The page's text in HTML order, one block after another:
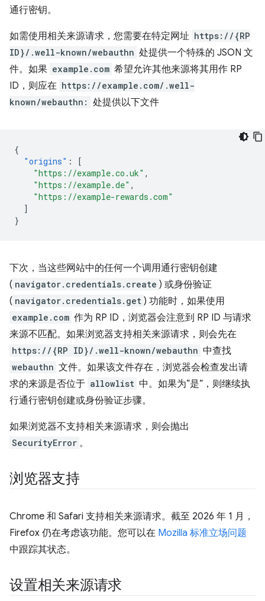
通行密钥。
如需使用相关来源请求，您需要在特定网址 https://{RP
ID}/.well-known/webauthn 处提供一个特殊的 JSON 文
件。如果 example.com 希望允许其他来源将其用作 RP
ID，则应在 https://example.com/.well-
known/webauthn: 处提供以下文件
{
"origins" :
[
"https://example.co.uk" ,
"https://example.de" ,
"https://example-rewards.com"
]
}
下次，当这些网站中的任何一个调用通行密钥创建
( navigator.credentials.create ) 或身份验证
( navigator.credentials.get ) 功能时，如果使用
example.com 作为 RP ID，浏览器会注意到 RP ID 与请求
来源不匹配。如果浏览器支持相关来源请求，则会先在
https://{RP ID}/.well-known/webauthn 中查找
webauthn 文件。如果该文件存在，浏览器会检查发出请
求的来源是否位于 allowlist 中。如果为“是”，则继续执
行通行密钥创建或身份验证步骤。
如果浏览器不支持相关来源请求，则会抛出
SecurityError 。
浏览器支持
Chrome 和 Safari 支持相关来源请求。截至 2026 年 1 月，
Firefox 仍在考虑该功能。您可以在 Mozilla 标准立场问题
中跟踪其状态。
设置相关来源请求